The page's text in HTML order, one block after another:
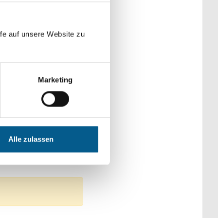
auf unsere Website zu
Marketing
Alle zulassen
Kategorien
tätige Stiftung